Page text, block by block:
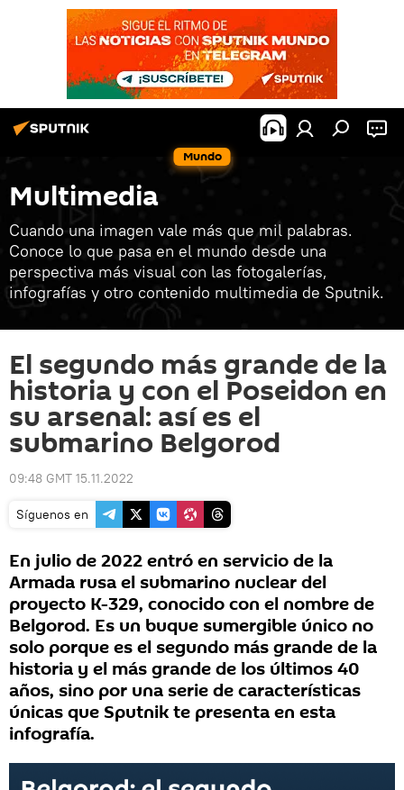
Mundo
Multimedia
Cuando una imagen vale más que mil palabras.
Conoce lo que pasa en el mundo desde una
perspectiva más visual con las fotogalerías,
infografías y otro contenido multimedia de Sputnik.
El segundo más grande de la
historia y con el Poseidon en
su arsenal: así es el
submarino Belgorod
09:48 GMT 15.11.2022
Síguenos en
En julio de 2022 entró en servicio de la
Armada rusa el submarino nuclear del
proyecto K-329, conocido con el nombre de
Belgorod. Es un buque sumergible único no
solo porque es el segundo más grande de la
historia y el más grande de los últimos 40
años, sino por una serie de características
únicas que Sputnik te presenta en esta
infografía.